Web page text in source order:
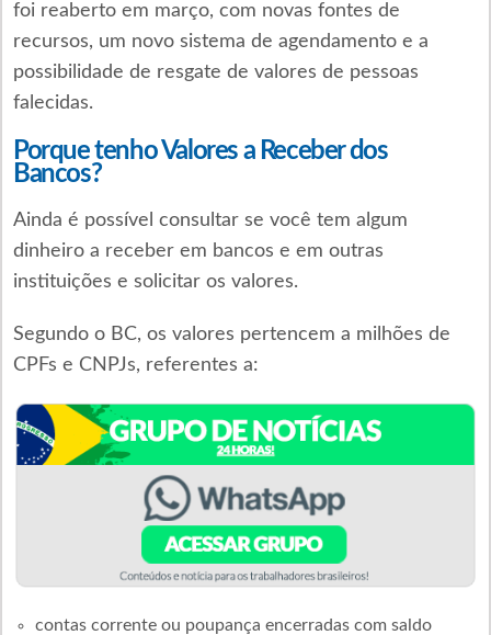
foi reaberto em março, com novas fontes de
recursos, um novo sistema de agendamento e a
possibilidade de resgate de valores de pessoas
falecidas.
Porque tenho Valores a Receber dos
Bancos?
Ainda é possível consultar se você tem algum
dinheiro a receber em bancos e em outras
instituições e solicitar os valores.
Segundo o BC, os valores pertencem a milhões de
CPFs e CNPJs, referentes a:
contas corrente ou poupança encerradas com saldo